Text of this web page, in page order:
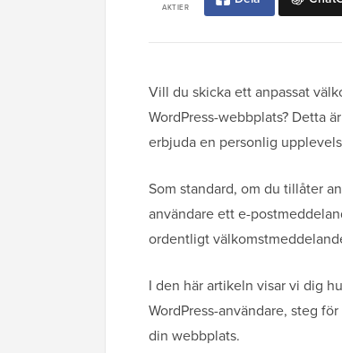
AKTIER
Vill du skicka ett anpassat
WordPress-webbplats? Detta
erbjuda en personlig
Som standard, om du tillåter
användare ett e-
ordentligt
I den här artikeln visar vi dig
WordPress-användare, steg
din webbplats.